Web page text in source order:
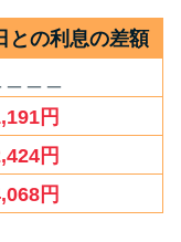
との利息の差額
円
円
円